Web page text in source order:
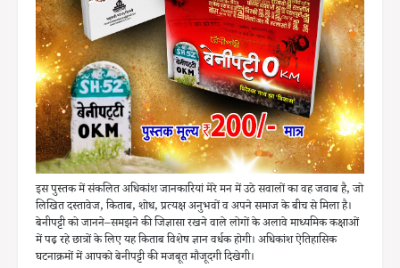
इस पुस्तक में संकलित अधिकांश जानकारियां मेरे मन में उठे सवालों का वह जवाब है, जो
लिखित दस्तावेज, किताब, शोध, प्रत्यक्ष अनुभवों व अपने समाज के बीच से मिला है।
बेनीपट्टी को जानने–समझने की जिज्ञासा रखने वाले लोगों के अलावे माध्यमिक कक्षाओं
में पढ़ रहे छात्रों के लिए यह किताब विशेष ज्ञान वर्धक होगी। अधिकांश ऐतिहासिक
घटनाक्रमों में आपको बेनीपट्टी की मजबूत मौजूदगी दिखेगी।